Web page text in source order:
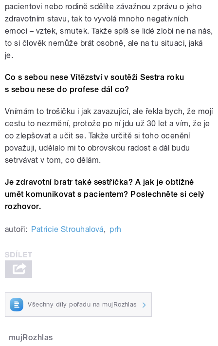
pacientovi nebo rodině sdělíte závažnou zprávu o jeho
zdravotním stavu, tak to vyvolá mnoho negativních
emocí – vztek, smutek. Takže spíš se lidé zlobí ne na nás,
to si člověk nemůže brát osobně, ale na tu situaci, jaká
je.
Co s sebou nese Vítězství v soutěži Sestra roku
s sebou nese do profese dál co?
Vnímám to trošičku i jak zavazující, ale řekla bych, že mojí
cestu to nezmění, protože po ní jdu už 30 let a vím, že je
co zlepšovat a učit se. Takže určitě si toho ocenění
považuji, udělalo mi to obrovskou radost a dál budu
setrvávat v tom, co dělám.
Je zdravotní bratr také sestřička? A jak je obtížné
umět komunikovat s pacientem? Poslechněte si celý
rozhovor.
autoři: Patricie Strouhalová, prh
Všechny díly pořadu na mujRozhlas
mujRozhlas